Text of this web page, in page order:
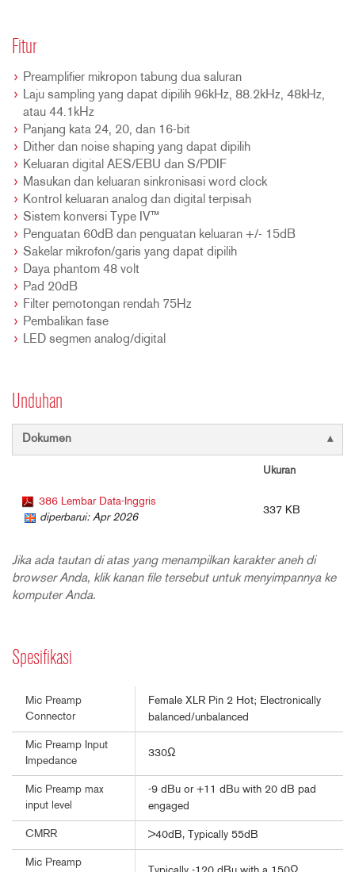
Fitur
Preamplifier mikropon tabung dua saluran
Laju sampling yang dapat dipilih 96kHz, 88.2kHz, 48kHz,
atau 44.1kHz
Panjang kata 24, 20, dan 16-bit
Dither dan noise shaping yang dapat dipilih
Keluaran digital AES/EBU dan S/PDIF
Masukan dan keluaran sinkronisasi word clock
Kontrol keluaran analog dan digital terpisah
Sistem konversi Type IV™
Penguatan 60dB dan penguatan keluaran +/- 15dB
Sakelar mikrofon/garis yang dapat dipilih
Daya phantom 48 volt
Pad 20dB
Filter pemotongan rendah 75Hz
Pembalikan fase
LED segmen analog/digital
Unduhan
Dokumen
Ukuran
386 Lembar Data-Inggris
diperbarui: Apr 2026
337 KB
Jika ada tautan di atas yang menampilkan karakter aneh di
browser Anda, klik kanan file tersebut untuk menyimpannya ke
komputer Anda.
Spesifikasi
Mic Preamp
Connector
Female XLR Pin 2 Hot; Electronically
balanced/unbalanced
Mic Preamp Input
Impedance
330Ω
Mic Preamp max
input level
-9 dBu or +11 dBu with 20 dB pad
engaged
CMRR >40dB, Typically 55dB
Mic Preamp